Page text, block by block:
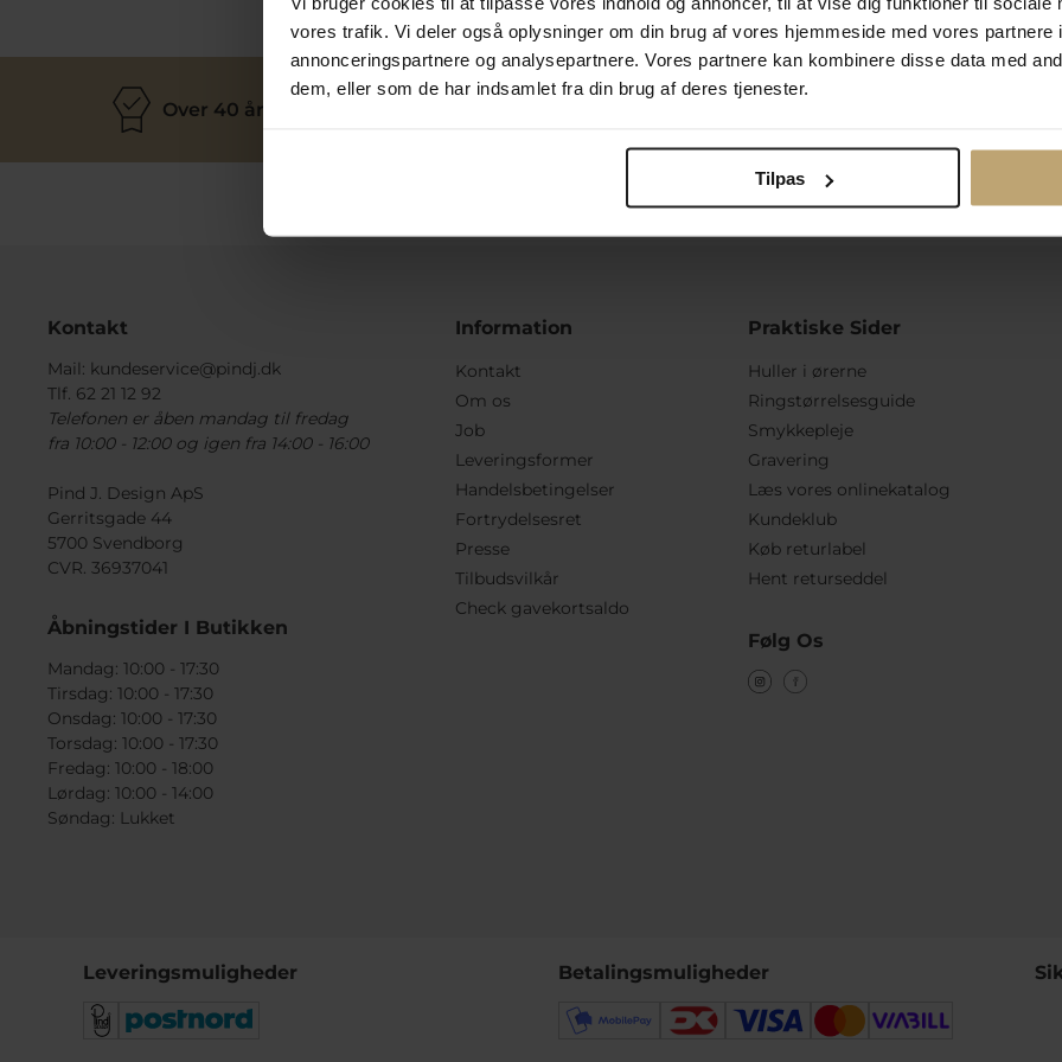
vores trafik. Vi deler også oplysninger om din brug af vores hjemmeside med vores partnere
annonceringspartnere og analysepartnere. Vores partnere kan kombinere disse data med
dem, eller som de har indsamlet fra din brug af deres tjenester.
Tilpas
Over 40 års erfaring
Kontakt
Mail: kundeservice@pindj.dk
Tlf. 62 21 12 92
Telefonen er åben mandag til fredag
fra 10:00 - 12:00 og igen fra 14:00 - 16:00
Pind J. Design ApS
Gerritsgade 44
5700 Svendborg
CVR. 36937041
Åbningstider I Butikken
Mandag: 10:00 - 17:30
Tirsdag: 10:00 - 17:30
Onsdag: 10:00 - 17:30
Torsdag: 10:00 - 17:30
Fredag: 10:00 - 18:00
Lørdag: 10:00 - 14:00
Søndag: Lukket
Information
Kontakt
Om os
Job
Leveringsformer
Handelsbetingelser
Fortrydelsesret
Presse
Tilbudsvilkår
Check gavekortsaldo
Praktiske Sider
Huller i ørerne
Ringstørrelsesguide
Smykkepleje
Gravering
Læs vores onlinekatalog
Kundeklub
Køb returlabel
Hent returseddel
Følg Os
Leveringsmuligheder Betalingsmuligheder